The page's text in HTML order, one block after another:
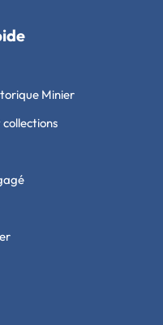
Minier
collections